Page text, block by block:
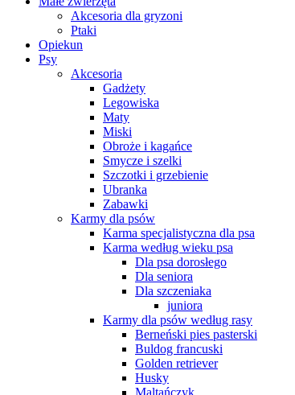
Akcesoria dla gryzoni
Ptaki
Opiekun
Psy
Akcesoria
Gadżety
Legowiska
Maty
Miski
Obroże i kagańce
Smycze i szelki
Szczotki i grzebienie
Ubranka
Zabawki
Karmy dla psów
Karma specjalistyczna dla psa
Karma według wieku psa
Dla psa dorosłego
Dla seniora
Dla szczeniaka
juniora
Karmy dla psów według rasy
Berneński pies pasterski
Buldog francuski
Golden retriever
Husky